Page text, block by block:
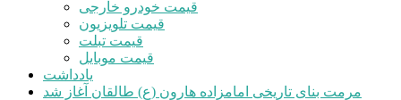
قیمت خودرو خارجی
قیمت تلویزیون
قیمت تبلت
قیمت موبایل
یادداشت
مرمت بنای تاریخی امامزاده هارون (ع) طالقان آغاز شد